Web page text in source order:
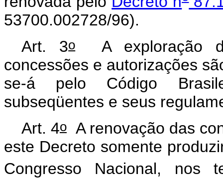
53700.002728/96).
Art. 3oA exploração
concessões e autorizações
se-á pelo Código
subseqüentes e seus
Art. 4o A renovação das
este Decreto somente
Congresso Nacional, nos